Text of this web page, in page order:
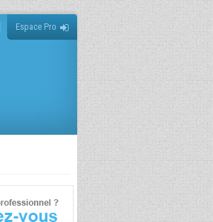
Espace Pro